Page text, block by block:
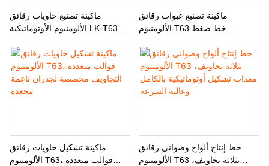
ماكينة تصنيع حاويات رقائق
الألومنيوم الأوتوماتيكية LK-T63
دقيقة
ماكينة تصنيع عبوات رقائق
الألومنيوم T63 خط ضغط
ماكينة تشكيل حاويات رقائق
الألومنيوم T63، قوالب متعددة
خط إنتاج ألواح وصواني رقائق
الألومنيوم T63 بثلاثة تجاويف،